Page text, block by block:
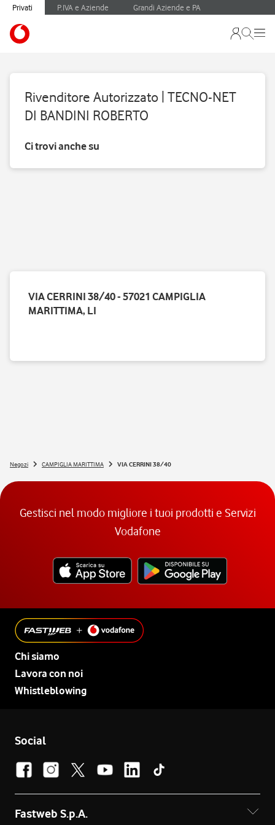
Privati P.IVA e Aziende Grandi Aziende e PA
Rivenditore Autorizzato | TECNO-NET
DI BANDINI ROBERTO
Ci trovi anche su
VIA CERRINI 38/40 - 57021 CAMPIGLIA
MARITTIMA, LI
Negozi CAMPIGLIA MARITTIMA VIA CERRINI 38/40
Gestisci nel modo migliore i tuoi prodotti e Servizi
Vodafone
Chi siamo
Lavora con noi
Whistleblowing
Social
Fastweb S.p.A.